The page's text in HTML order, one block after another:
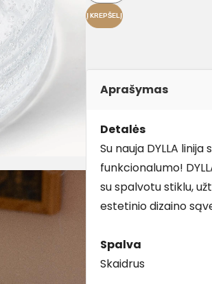
Į KREPŠELĮ
Aprašymas
Detalės
Su nauja DYLLA
funkcionalumo!
su spalvotu stiklu,
estetinio dizaino
Spalva
Skaidrus